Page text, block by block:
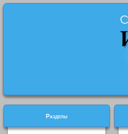
Разделы